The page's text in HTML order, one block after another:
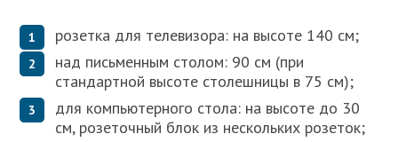
розетка для телевизора: на высоте 140 см;
над письменным столом: 90 см (при
стандартной высоте столешницы в 75 см);
для компьютерного стола: на высоте до 30
см, розеточный блок из нескольких розеток;